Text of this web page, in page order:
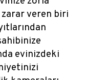
zarar veren biri
evinizdeki